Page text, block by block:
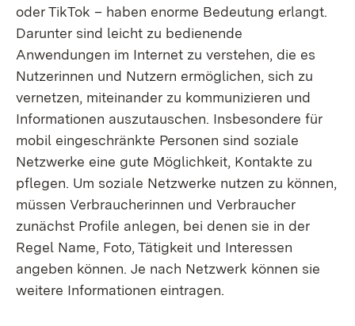
oder TikTok – haben enorme Bedeutung erlangt.
Darunter sind leicht zu bedienende
Anwendungen im Internet zu verstehen, die es
Nutzerinnen und Nutzern ermöglichen, sich zu
vernetzen, miteinander zu kommunizieren und
Informationen auszutauschen. Insbesondere für
mobil eingeschränkte Personen sind soziale
Netzwerke eine gute Möglichkeit, Kontakte zu
pflegen. Um soziale Netzwerke nutzen zu können,
müssen Verbraucherinnen und Verbraucher
zunächst Profile anlegen, bei denen sie in der
Regel Name, Foto, Tätigkeit und Interessen
angeben können. Je nach Netzwerk können sie
weitere Informationen eintragen.